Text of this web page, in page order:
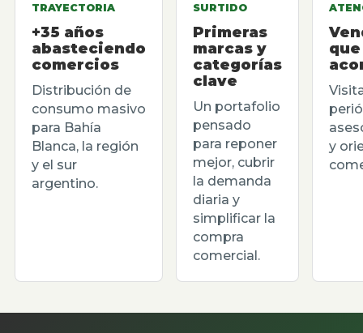
TRAYECTORIA
+35 años
abasteciendo
comercios
Distribución de
consumo masivo
para Bahía
Blanca, la región
y el sur
argentino.
SURTIDO
Primeras
marcas y
categorías
clave
Un portafolio
pensado
para reponer
mejor, cubrir
la demanda
diaria y
simplificar la
compra
comercial.
que
y